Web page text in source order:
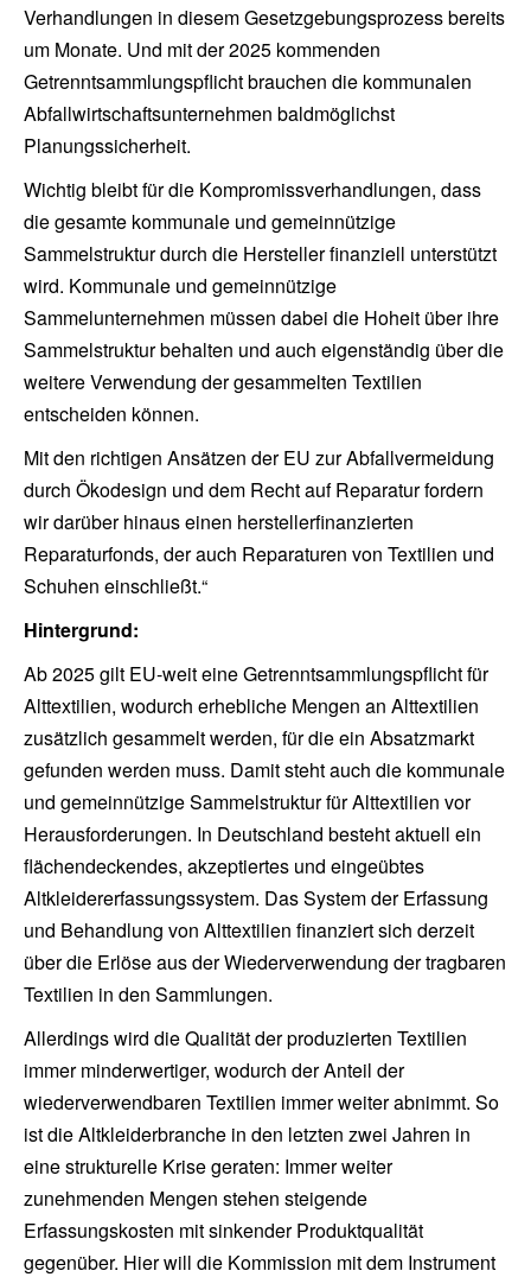
Verhandlungen in diesem Gesetzgebungsprozess bereits
um Monate. Und mit der 2025 kommenden
Getrenntsammlungspflicht brauchen die kommunalen
Abfallwirtschaftsunternehmen baldmöglichst
Planungssicherheit.
Wichtig bleibt für die Kompromissverhandlungen, dass
die gesamte kommunale und gemeinnützige
Sammelstruktur durch die Hersteller finanziell unterstützt
wird. Kommunale und gemeinnützige
Sammelunternehmen müssen dabei die Hoheit über ihre
Sammelstruktur behalten und auch eigenständig über die
weitere Verwendung der gesammelten Textilien
entscheiden können.
Mit den richtigen Ansätzen der EU zur Abfallvermeidung
durch Ökodesign und dem Recht auf Reparatur fordern
wir darüber hinaus einen herstellerfinanzierten
Reparaturfonds, der auch Reparaturen von Textilien und
Schuhen einschließt.“
Hintergrund:
Ab 2025 gilt EU-weit eine Getrenntsammlungspflicht für
Alttextilien, wodurch erhebliche Mengen an Alttextilien
zusätzlich gesammelt werden, für die ein Absatzmarkt
gefunden werden muss. Damit steht auch die kommunale
und gemeinnützige Sammelstruktur für Alttextilien vor
Herausforderungen. In Deutschland besteht aktuell ein
flächendeckendes, akzeptiertes und eingeübtes
Altkleidererfassungssystem. Das System der Erfassung
und Behandlung von Alttextilien finanziert sich derzeit
über die Erlöse aus der Wiederverwendung der tragbaren
Textilien in den Sammlungen.
Allerdings wird die Qualität der produzierten Textilien
immer minderwertiger, wodurch der Anteil der
wiederverwendbaren Textilien immer weiter abnimmt. So
ist die Altkleiderbranche in den letzten zwei Jahren in
eine strukturelle Krise geraten: Immer weiter
zunehmenden Mengen stehen steigende
Erfassungskosten mit sinkender Produktqualität
gegenüber. Hier will die Kommission mit dem Instrument